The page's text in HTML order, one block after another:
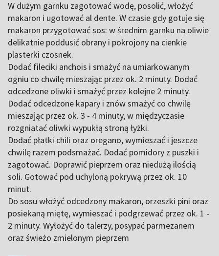
W dużym garnku zagotować wodę, posolić, włożyć
makaron i ugotować al dente. W czasie gdy gotuje się
makaron przygotować sos: w średnim garnku na oliwie
delikatnie poddusić obrany i pokrojony na cienkie
plasterki czosnek.
Dodać fileciki anchois i smażyć na umiarkowanym
ogniu co chwilę mieszając przez ok. 2 minuty. Dodać
odcedzone oliwki i smażyć przez kolejne 2 minuty.
Dodać odcedzone kapary i znów smażyć co chwilę
mieszając przez ok. 3 - 4 minuty, w międzyczasie
rozgniatać oliwki wypukłą stroną łyżki.
Dodać płatki chili oraz oregano, wymieszać i jeszcze
chwilę razem podsmażać. Dodać pomidory z puszki i
zagotować. Doprawić pieprzem oraz niedużą ilością
soli. Gotować pod uchyloną pokrywą przez ok. 10
minut.
Do sosu włożyć odcedzony makaron, orzeszki pini oraz
posiekaną miętę, wymieszać i podgrzewać przez ok. 1 -
2 minuty. Wyłożyć do talerzy, posypać parmezanem
oraz świeżo zmielonym pieprzem